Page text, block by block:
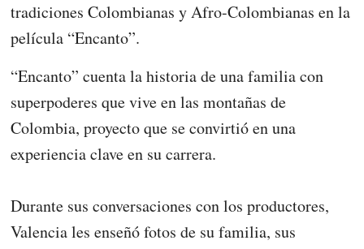
tradiciones Colombianas y Afro-Colombianas en la
película “Encanto”.
“Encanto” cuenta la historia de una familia con
superpoderes que vive en las montañas de
Colombia, proyecto que se convirtió en una
experiencia clave en su carrera.
Durante sus conversaciones con los productores,
Valencia les enseñó fotos de su familia, sus